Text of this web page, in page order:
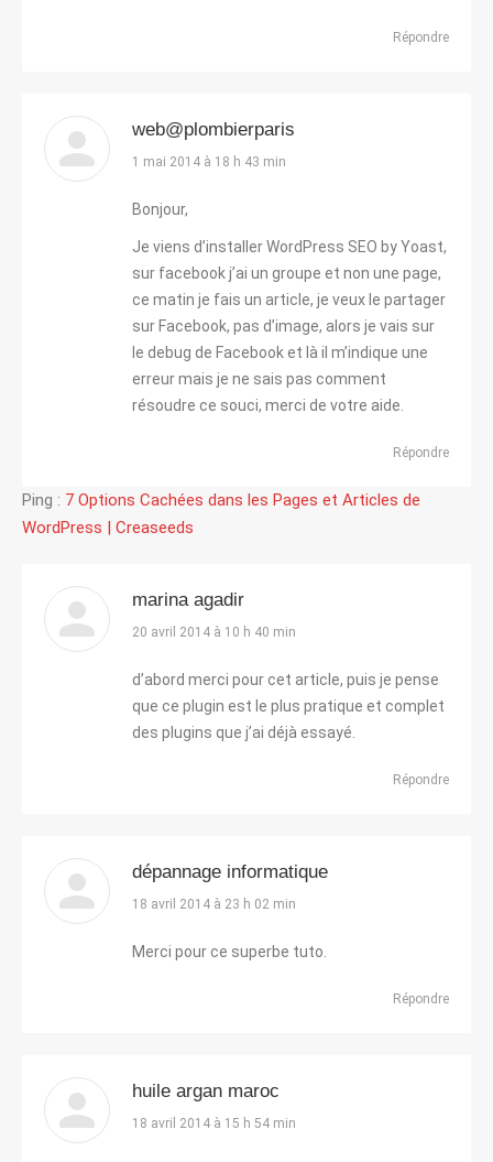
Répondre
web@plombierparis
dit
1 mai 2014 à 18 h 43 min
Bonjour,
Je viens d’installer WordPress SEO by Yoast,
sur facebook j’ai un groupe et non une page,
ce matin je fais un article, je veux le partager
sur Facebook, pas d’image, alors je vais sur
le debug de Facebook et là il m’indique une
erreur mais je ne sais pas comment
résoudre ce souci, merci de votre aide.
Répondre
Ping : 7 Options Cachées dans les Pages et Articles de
WordPress | Creaseeds
marina agadir
dit
20 avril 2014 à 10 h 40 min
d’abord merci pour cet article, puis je pense
que ce plugin est le plus pratique et complet
des plugins que j’ai déjà essayé.
Répondre
dépannage informatique
dit
18 avril 2014 à 23 h 02 min
Merci pour ce superbe tuto.
Répondre
huile argan maroc
dit
18 avril 2014 à 15 h 54 min